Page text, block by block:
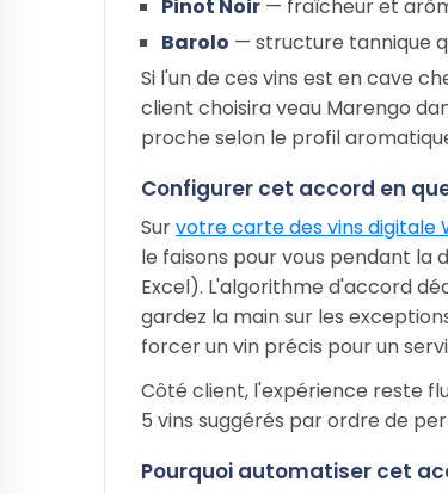
Pinot Noir — fraîcheur et
Barolo — structure tannique
Si l'un de ces vins est en cave
client choisira veau Marengo
proche selon le profil
Configurer cet accord en
Survotre carte des vins digitale
le faisons pour vous pendant la
Excel). L'algorithme d'accord
gardez la main sur les
forcer un vin précis pour un
Côté client, l'expérience reste
5 vins suggérés par ordre de
Pourquoi automatiser cet